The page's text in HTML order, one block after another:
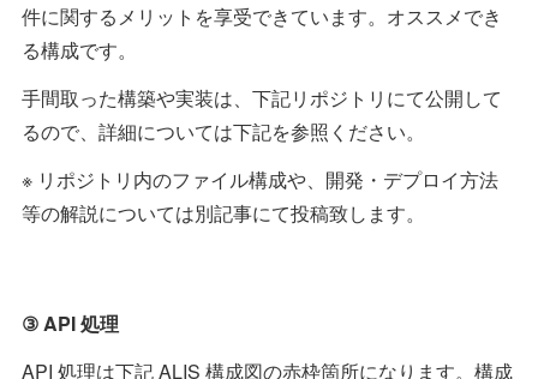
件に関するメリットを享受できています。オススメでき
る構成です。
手間取った構築や実装は、下記リポジトリにて公開して
るので、詳細については下記を参照ください。
※ リポジトリ内のファイル構成や、開発・デプロイ方法
等の解説については別記事にて投稿致します。
③ API 処理
API 処理は下記 ALIS 構成図の赤枠箇所になります。構成